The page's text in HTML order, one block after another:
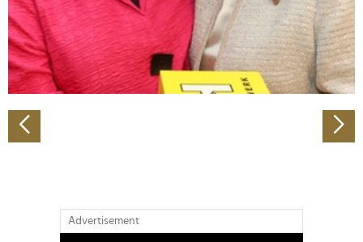
personalisieren, Funktionen für soziale Medien anbieten
zu können und die Zugriffe auf unsere Website zu
analysieren. Außerdem geben wir Informationen zu Ihrer
Verwendung unserer Website an unsere Partner für
soziale Medien, Werbung und Analysen weiter. Unsere
Partner führen diese Informationen möglicherweise mit
weiteren Daten zusammen, die Sie ihnen bereitgestellt
Advertisement